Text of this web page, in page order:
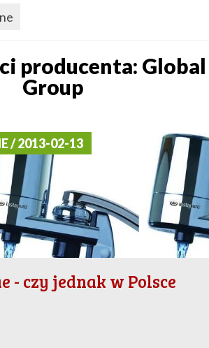
producenta: Global
Group
/ 2013-02-13
- czy jednak w Polsce